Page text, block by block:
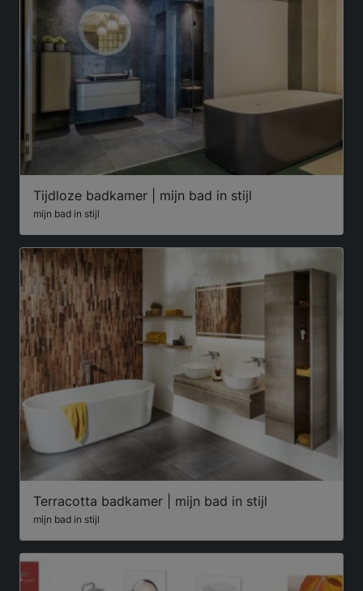
Tijdloze badkamer | mijn bad in stijl
mijn bad in stijl
Terracotta badkamer | mijn bad in stijl
mijn bad in stijl